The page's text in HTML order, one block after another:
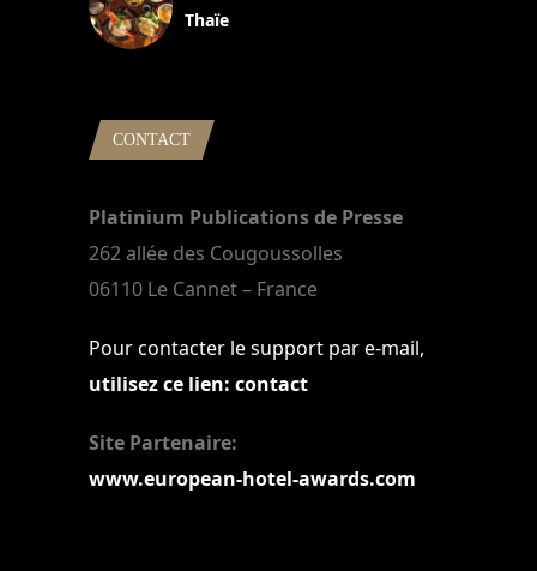
Thaïe
CONTACT
Platinium Publications de Presse
262 allée des Cougoussolles
06110 Le Cannet – France
Pour contacter le support par e-mail,
utilisez ce lien: contact
Site Partenaire:
www.european-hotel-awards.com